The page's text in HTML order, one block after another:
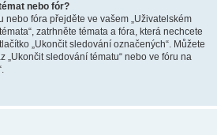
nebo fór?
nebo fóra přejděte ve vašem „Uživatelském
zatrhněte témata a fóra, která nechcete
„Ukončit sledování označených“. Můžete
„Ukončit sledování tématu“ nebo ve fóru na